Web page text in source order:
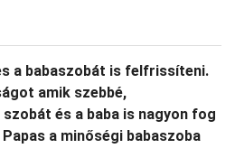
a babaszobát is felfrissíteni.
amik szebbé,
és a baba is nagyon fog
a minőségi babaszoba